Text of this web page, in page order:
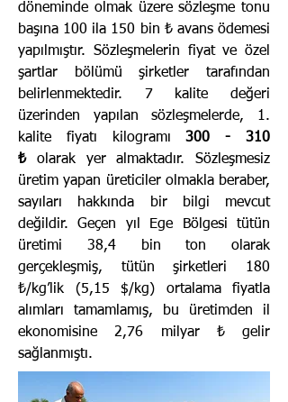
döneminde olmak üzere sözleşme tonu
başına 100 ila 150 bin ₺ avans ödemesi
yapılmıştır. Sözleşmelerin fiyat ve özel
şartlar bölümü şirketler tarafından
belirlenmektedir. 7 kalite değeri
üzerinden yapılan sözleşmelerde, 1.
kalite fiyatı kilogramı300 - 310
₺olarak yer almaktadır. Sözleşmesiz
üretim yapan üreticiler olmakla beraber,
sayıları hakkında bir bilgi mevcut
değildir. Geçen yıl Ege Bölgesi tütün
üretimi 38,4 bin ton olarak
gerçekleşmiş, tütün şirketleri 180
₺/kg’lik (5,15 $/kg) ortalama fiyatla
alımları tamamlamış, bu üretimden il
ekonomisine 2,76 milyar ₺ gelir
sağlanmıştı.